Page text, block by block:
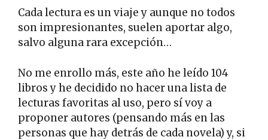
Cada lectura es un viaje y aunque no todos
son impresionantes, suelen aportar algo,
salvo alguna rara excepción…
No me enrollo más, este año he leído 104
libros y he decidido no hacer una lista de
lecturas favoritas al uso, pero sí voy a
proponer autores (pensando más en las
personas que hay detrás de cada novela) y, si